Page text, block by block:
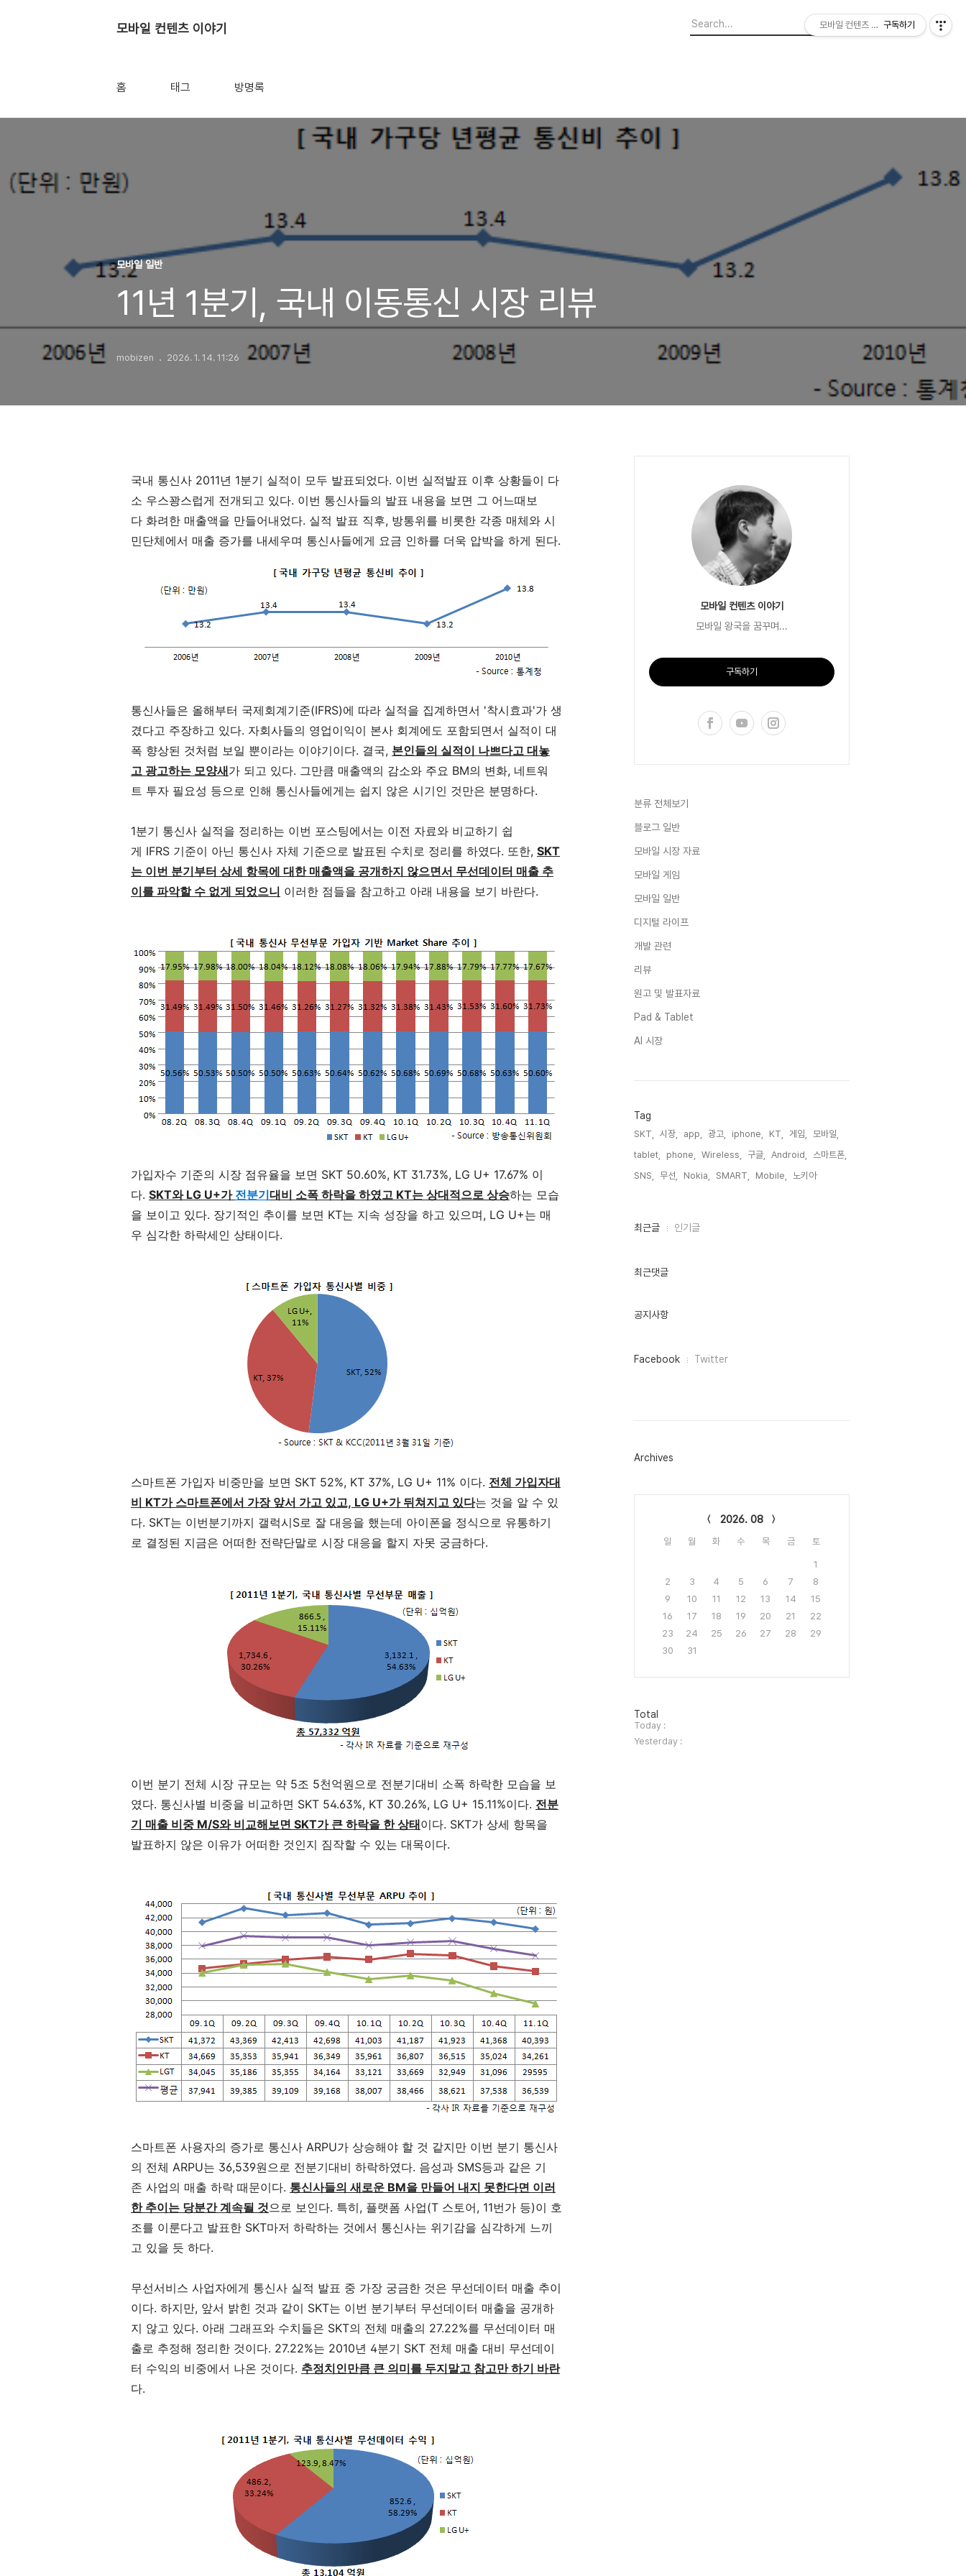
모바일 컨텐츠 이야기
홈 태그 방명록
모바일 일반
11년 1분기, 국내 이동통신 시장 리뷰
mobizen 2026. 1. 14. 11:26
국내 통신사 2011년 1분기 실적이 모두 발표되었다. 이번 실적발표 이후 상황들이 다
소 우스꽝스럽게 전개되고 있다. 이번 통신사들의 발표 내용을 보면 그 어느때보
다 화려한 매출액을 만들어내었다. 실적 발표 직후, 방통위를 비롯한 각종 매체와 시
민단체에서 매출 증가를 내세우며 통신사들에게 요금 인하를 더욱 압박을 하게 된다.
통신사들은 올해부터 국제회계기준(IFRS)에 따라 실적을 집계하면서 '착시효과'가 생
겼다고 주장하고 있다. 자회사들의 영업이익이 본사 회계에도 포함되면서 실적이 대
폭 향상된 것처럼 보일 뿐이라는 이야기이다. 결국, 본인들의 실적이 나쁘다고 대놓
고 광고하는 모양새가 되고 있다. 그만큼 매출액의 감소와 주요 BM의 변화, 네트워
트 투자 필요성 등으로 인해 통신사들에게는 쉽지 않은 시기인 것만은 분명하다.
1분기 통신사 실적을 정리하는 이번 포스팅에서는 이전 자료와 비교하기 쉽
게 IFRS 기준이 아닌 통신사 자체 기준으로 발표된 수치로 정리를 하였다. 또한, SKT
는 이번 분기부터 상세 항목에 대한 매출액을 공개하지 않으면서 무선데이터 매출 추
이를 파악할 수 없게 되었으니 이러한 점들을 참고하고 아래 내용을 보기 바란다.
가입자수 기준의 시장 점유율을 보면 SKT 50.60%, KT 31.73%, LG U+ 17.67% 이
다. SKT와 LG U+가 전분기대비 소폭 하락을 하였고 KT는 상대적으로 상승하는 모습
을 보이고 있다. 장기적인 추이를 보면 KT는 지속 성장을 하고 있으며, LG U+는 매
우 심각한 하락세인 상태이다.
스마트폰 가입자 비중만을 보면 SKT 52%, KT 37%, LG U+ 11% 이다. 전체 가입자대
비 KT가 스마트폰에서 가장 앞서 가고 있고, LG U+가 뒤쳐지고 있다는 것을 알 수 있
다. SKT는 이번분기까지 갤럭시S로 잘 대응을 했는데 아이폰을 정식으로 유통하기
로 결정된 지금은 어떠한 전략단말로 시장 대응을 할지 자못 궁금하다.
이번 분기 전체 시장 규모는 약 5조 5천억원으로 전분기대비 소폭 하락한 모습을 보
였다. 통신사별 비중을 비교하면 SKT 54.63%, KT 30.26%, LG U+ 15.11%이다. 전분
기 매출 비중 M/S와 비교해보면 SKT가 큰 하락을 한 상태이다. SKT가 상세 항목을
발표하지 않은 이유가 어떠한 것인지 짐작할 수 있는 대목이다.
스마트폰 사용자의 증가로 통신사 ARPU가 상승해야 할 것 같지만 이번 분기 통신사
의 전체 ARPU는 36,539원으로 전분기대비 하락하였다. 음성과 SMS등과 같은 기
존 사업의 매출 하락 때문이다. 통신사들의 새로운 BM을 만들어 내지 못한다면 이러
한 추이는 당분간 계속될 것으로 보인다. 특히, 플랫폼 사업(T 스토어, 11번가 등)이 호
조를 이룬다고 발표한 SKT마저 하락하는 것에서 통신사는 위기감을 심각하게 느끼
고 있을 듯 하다.
무선서비스 사업자에게 통신사 실적 발표 중 가장 궁금한 것은 무선데이터 매출 추이
이다. 하지만, 앞서 밝힌 것과 같이 SKT는 이번 분기부터 무선데이터 매출을 공개하
지 않고 있다. 아래 그래프와 수치들은 SKT의 전체 매출의 27.22%를 무선데이터 매
출로 추정해 정리한 것이다. 27.22%는 2010년 4분기 SKT 전체 매출 대비 무선데이
터 수익의 비중에서 나온 것이다. 추정치인만큼 큰 의미를 두지말고 참고만 하기 바란
다.
모바일 컨텐츠 이야기
모바일 왕국을 꿈꾸며...
구독하기
분류 전체보기
블로그 일반
모바일 시장 자료
모바일 게임
모바일 일반
디지털 라이프
개발 관련
리뷰
원고 및 발표자료
Pad & Tablet
AI 시장
Tag
SKT, 시장, app, 광고, iphone, KT, 게임,
모바일,
tablet,
phone, Wireless, 구글, Android,
스마트폰,
SNS,
무선, Nokia, SMART, Mobile, 노키아,
최
인
최근글 인기글
최근댓글
공지사항
페
그
Facebook Twitter
Archives
2026. 08
일 월 화 수 목 금 토
1
2
3 4 5 6 7
8
9
10 11 12 13 14
15
16
17 18 19 20 21
22
23
24 25 26 27 28
29
30
31
방
문
자
수
Total
Today :
Yesterday :
모바일 컨텐츠 이야기구독하기